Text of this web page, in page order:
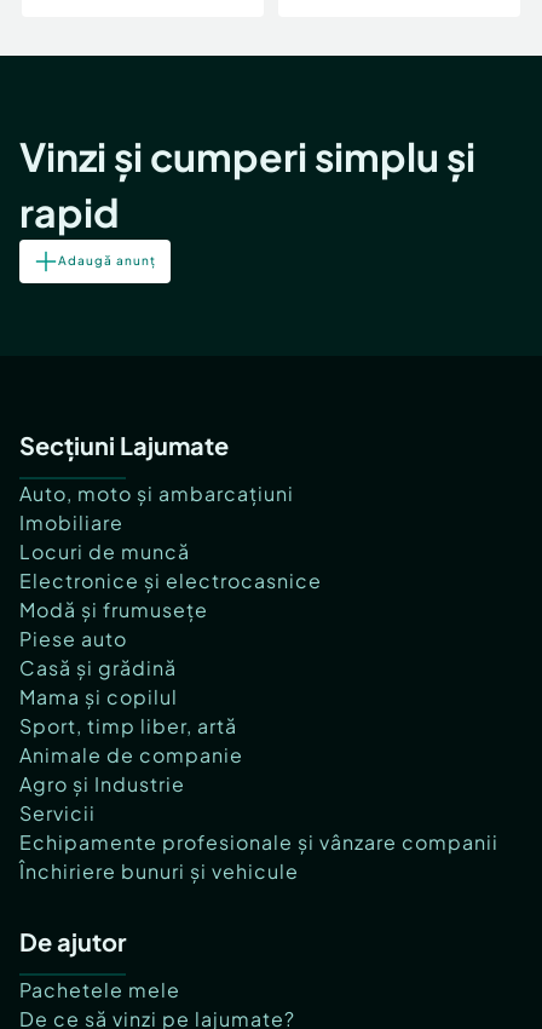
Vinzi și cumperi simplu și
rapid
Adaugă anunț
Secțiuni Lajumate
Auto, moto și ambarcațiuni
Imobiliare
Locuri de muncă
Electronice și electrocasnice
Modă și frumusețe
Piese auto
Casă și grădină
Mama și copilul
Sport, timp liber, artă
Animale de companie
Agro și Industrie
Servicii
Echipamente profesionale și vânzare companii
Închiriere bunuri și vehicule
De ajutor
Pachetele mele
De ce să vinzi pe lajumate?